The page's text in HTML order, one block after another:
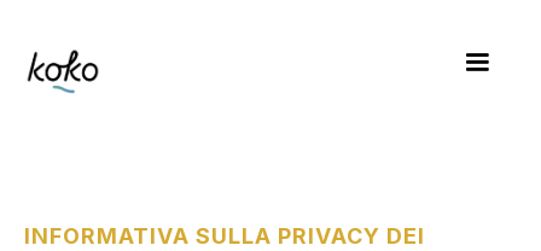
INFORMATIVA SULLA PRIVACY DEI